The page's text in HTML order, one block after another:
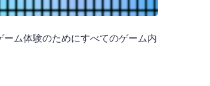
ム体験のためにすべてのゲーム内